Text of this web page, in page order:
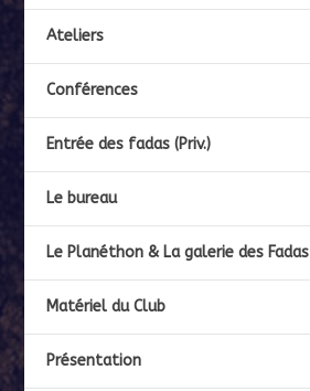
Ateliers
Conférences
Entrée des fadas (Priv.)
Le bureau
Le Planéthon & La galerie des Fadas
Matériel du Club
Présentation